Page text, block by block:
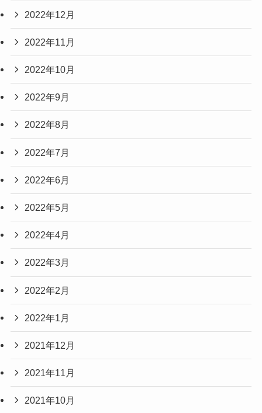
2022年12月
2022年11月
2022年10月
2022年9月
2022年8月
2022年7月
2022年6月
2022年5月
2022年4月
2022年3月
2022年2月
2022年1月
2021年12月
2021年11月
2021年10月